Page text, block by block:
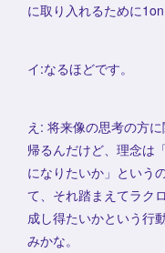
に取り入れるために
イ:なるほどです。
え: 将来像の思考の方
帰るんだけど、理念は
になりたいか」という
て、それ踏まえてラク
成し得たいかという行
みかな。